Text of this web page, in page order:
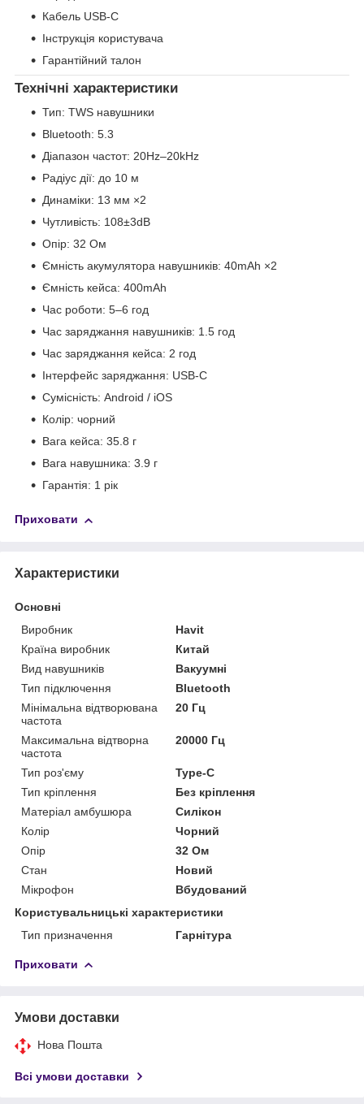
Кабель USB-C
Інструкція користувача
Гарантійний талон
Технічні характеристики
Тип: TWS навушники
Bluetooth: 5.3
Діапазон частот: 20Hz–20kHz
Радіус дії: до 10 м
Динаміки: 13 мм ×2
Чутливість: 108±3dB
Опір: 32 Ом
Ємність акумулятора навушників: 40mAh ×2
Ємність кейса: 400mAh
Час роботи: 5–6 год
Час заряджання навушників: 1.5 год
Час заряджання кейса: 2 год
Інтерфейс заряджання: USB-C
Сумісність: Android / iOS
Колір: чорний
Вага кейса: 35.8 г
Вага навушника: 3.9 г
Гарантія: 1 рік
Приховати
Характеристики
Основні
Виробник
Havit
Країна виробник
Китай
Вид навушників
Вакуумні
Тип підключення
Bluetooth
Мінімальна відтворювана
частота
20 Гц
Максимальна відтворна
частота
20000 Гц
Тип роз'єму
Type-C
Тип кріплення
Без кріплення
Матеріал амбушюра
Силікон
Колір
Чорний
Опір
32 Ом
Стан
Новий
Мікрофон
Вбудований
Користувальницькі характеристики
Тип призначення
Гарнітура
Приховати
Умови доставки
Нова Пошта
Всі умови доставки